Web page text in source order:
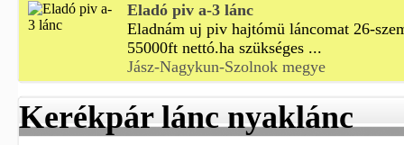
Eladó piv a-3 lánc
Eladnám uj piv hajtómü láncomat 26-
55000ft nettó.ha szükséges ...
Jász-Nagykun-Szolnok megye
Kerékpár lánc nyaklánc